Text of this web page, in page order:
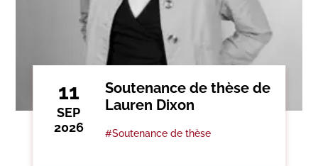
11
SEP
2026
Soutenance de thèse de
Lauren Dixon
#Soutenance de thèse